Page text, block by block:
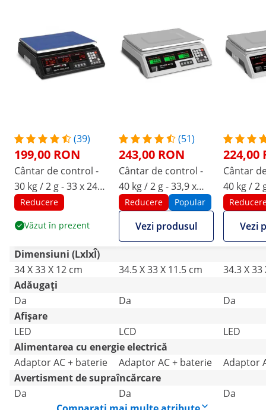
(39)
199,00 RON
Cântar de control -
30 kg / 2 g - 33 x 24
cm - 6 LED
Reducere
Văzut în prezent
(51)
243,00 RON
Cântar de control -
40 kg / 2 g - 33,9 x
23,3 cm - 6 LCD
Reducere Popular
Vezi produsul
224,00
Cântar
40 kg / 2
23,1 cm
Vezi
Dimensiuni (LxlxÎ)
34 X 33 X 12 cm
34.5 X 33 X 11.5 cm
34.3 X 33
Adăugați
Da
Da
Da
Afișare
LED
LCD
LED
Alimentarea cu energie electrică
Adaptor AC + baterie
Adaptor AC + baterie
Adaptor
Avertisment de supraîncărcare
Da
Da
Da